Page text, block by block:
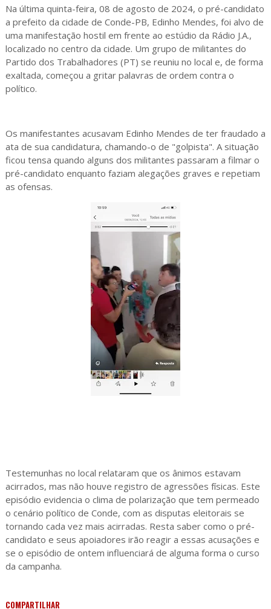
Na última quinta-feira, 08 de agosto de 2024, o pré-candidato
a prefeito da cidade de Conde-PB, Edinho Mendes, foi alvo de
uma manifestação hostil em frente ao estúdio da Rádio J.A.,
localizado no centro da cidade. Um grupo de militantes do
Partido dos Trabalhadores (PT) se reuniu no local e, de forma
exaltada, começou a gritar palavras de ordem contra o
político.
Os manifestantes acusavam Edinho Mendes de ter fraudado a
ata de sua candidatura, chamando-o de "golpista". A situação
ficou tensa quando alguns dos militantes passaram a filmar o
pré-candidato enquanto faziam alegações graves e repetiam
as ofensas.
Testemunhas no local relataram que os ânimos estavam
acirrados, mas não houve registro de agressões físicas. Este
episódio evidencia o clima de polarização que tem permeado
o cenário político de Conde, com as disputas eleitorais se
tornando cada vez mais acirradas. Resta saber como o pré-
candidato e seus apoiadores irão reagir a essas acusações e
se o episódio de ontem influenciará de alguma forma o curso
da campanha.
COMPARTILHAR